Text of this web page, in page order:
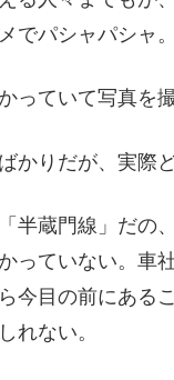
でパシャパシャ。
ていて写真を
かりだが、実際
半蔵門線」だの
っていない。車
今目の前にある
れない。